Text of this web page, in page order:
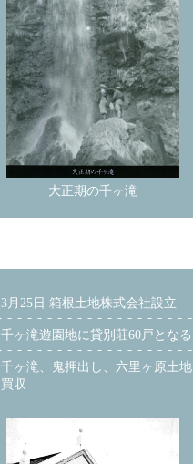
大正期の千ヶ滝
3月25日 箱根土地株式会社設立
千ヶ滝遊園地に貸別荘60戸となる
千ヶ滝、鬼押出し、六里ヶ原土地
買収